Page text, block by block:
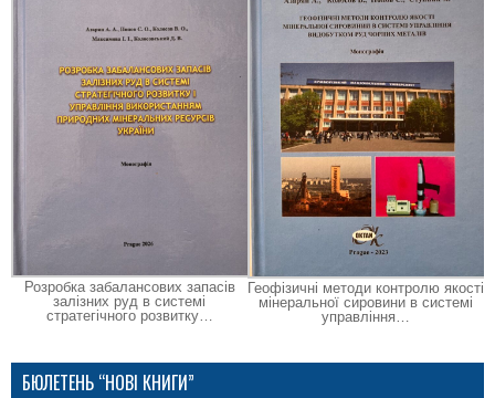
Розробка забалансових запасів
залізних руд в системі
стратегічного розвитку…
Геофізичні методи контролю якості
мінеральної сировини в системі
управління…
БЮЛЕТЕНЬ “НОВІ КНИГИ”